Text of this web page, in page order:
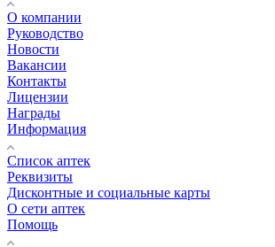
О компании
Руководство
Новости
Вакансии
Контакты
Лицензии
Награды
Информация
Список аптек
Реквизиты
Дисконтные и социальные карты
О сети аптек
Помощь